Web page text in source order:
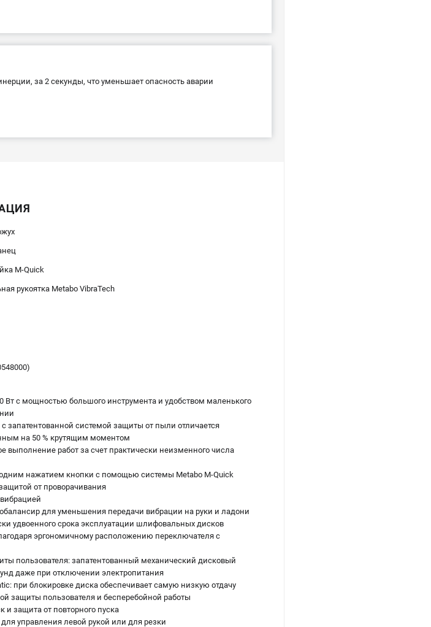
за 2 секунды, что уменьшает опасность аварии
M-Quick
рукоятка Metabo VibraTech
с мощностью большого инструмента и удобством маленького
запатентованной системой защиты от пыли отличается
на 50 % крутящим моментом
выполнение работ за счет практически неизменного числа
одним нажатием кнопки с помощью системы Metabo M-Quick
от проворачивания
для уменьшения передачи вибрации на руки и ладони
удвоенного срока эксплуатации шлифовальных дисков
эргономичному расположению переключателя с
пользователя: запатентованный механический дисковый
даже при отключении электропитания
при блокировке диска обеспечивает самую низкую отдачу
защиты пользователя и бесперебойной работы
и защита от повторного пуска
управления левой рукой или для резки